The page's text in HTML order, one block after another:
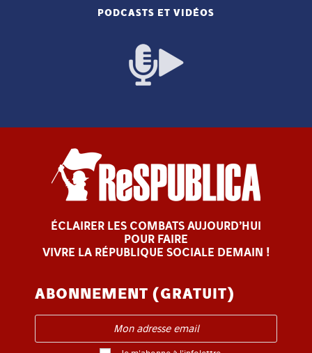
PODCASTS ET VIDÉOS
ÉCLAIRER LES COMBATS AUJOURD’HUI
POUR FAIRE
VIVRE LA RÉPUBLIQUE SOCIALE DEMAIN !
ABONNEMENT (GRATUIT)